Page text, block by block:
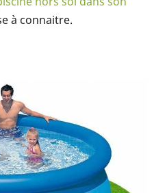
à connaitre.